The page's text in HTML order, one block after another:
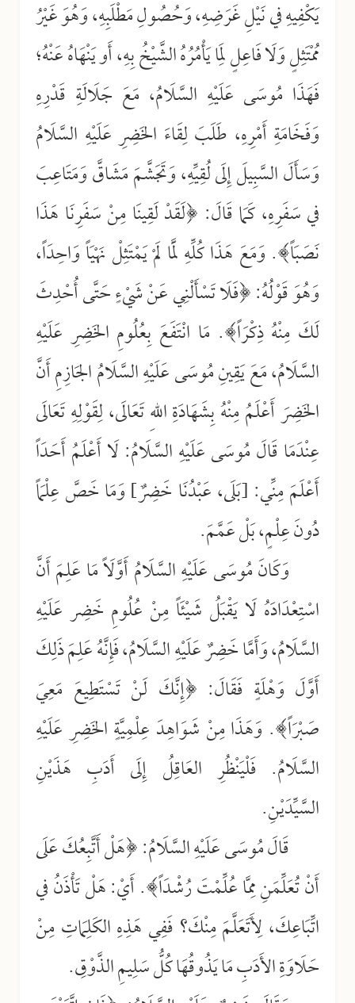
يَكْفِيهِ في نَيْلِ غَرَضِهِ، وَحُصُولِ مَطْلَبِهِ، وَهُوَ غَيْرُ
مُمْتَثِلٍ وَلَا فَاعِلٍ لِمَا يَأْمُرُهُ الشَّيْخُ بِهِ، أَو يَنْهَاهُ عَنْهُ؛
فَهَذَا مُوسَى عَلَيْهِ السَّلَامُ، مَعَ جَلَالَةِ قَدْرِهِ
وَفَخَامَةِ أَمْرِهِ، طَلَبَ لِقَاءَ الخَضِرِ عَلَيْهِ السَّلَامُ
وَسَأَلَ السَّبِيلَ إِلَى لُقِيِّهِ، وَتَجَشَّمَ مَشَاقَّ وَمَتَاعِبَ
في سَفَرِهِ، كَمَا قَالَ: ﴿لَقَدْ لَقِينَا مِنْ سَفَرِنَا هَذَا
نَصَبَاً﴾. وَمَعَ هَذَا كُلِّهِ لَمَّا لَمْ يَمْتَثِلْ نَهْيَاً وَاحِدَاً،
وَهُوَ قَوْلُهُ: ﴿فَلَا تَسْأَلْنِي عَنْ شَيْءٍ حَتَّى أُحْدِثَ
لَكَ مِنْهُ ذِكْرَاً﴾. مَا انْتَفَعَ بِعُلُومِ الخَضِرِ عَلَيْهِ
السَّلَامُ، مَعَ يَقِينِ مُوسَى عَلَيْهِ السَّلَامُ الجَازِمِ أَنَّ
الخَضِرَ أَعْلَمُ مِنْهُ بِشَهَادَةِ اللهِ تَعَالَى، لِقَوْلِهِ تَعَالَى
عِنْدَمَا قَالَ مُوسَى عَلَيْهِ السَّلَامُ: لَا أَعْلَمُ أَحَدَاً
أَعْلَمَ مِنِّي: [بَلَى، عَبْدُنَا خَضِرٌ] وَمَا خَصَّ عِلْمَاً
دُونَ عِلْمٍ، بَلْ عَمَّمَ.
وَكَانَ مُوسَى عَلَيْهِ السَّلَامُ أَوَّلَاً مَا عَلِمَ أَنَّ
اسْتِعْدَادَهُ لَا يَقْبَلُ شَيْئَاً مِنْ عُلُومِ خَضِر عَلَيْهِ
السَّلَامُ، وَأَمَّا خَضِرٌ عَلَيْهِ السَّلَامُ، فَإِنَّهُ عَلِمَ ذَلِكَ
أَوَّلَ وَهْلَةٍ فَقَالَ: ﴿إِنَّكَ لَنْ تَسْتَطِيعَ مَعِيَ
صَبْرَاً﴾. وَهَذَا مِنْ شَوَاهِدَ عِلْمِيَّةٍ الخَضِرِ عَلَيْهِ
السَّلَامُ. فَلْيَنْظُرِ العَاقِلُ إِلَى أَدَبِ هَذَيْنِ
السَّيِّدَيْنِ.
قَالَ مُوسَى عَلَيْهِ السَّلَامُ: ﴿هَلْ أَتَّبِعُكَ عَلَى
أَنْ تُعَلِّمَنِ مِمَّا عُلِّمْتَ رُشْدَاً﴾. أَيْ: هَلْ تَأْذَنُ في
اتِّبَاعِكَ، لِأَتَعَلَّمَ مِنْكَ؟ فَفِي هَذِهِ الكَلِمَاتِ مِنْ
حَلَاوَةِ الأَدَبِ مَا يَذُوقُهَا كُلُّ سَلِيمِ الذَّوْقِ.